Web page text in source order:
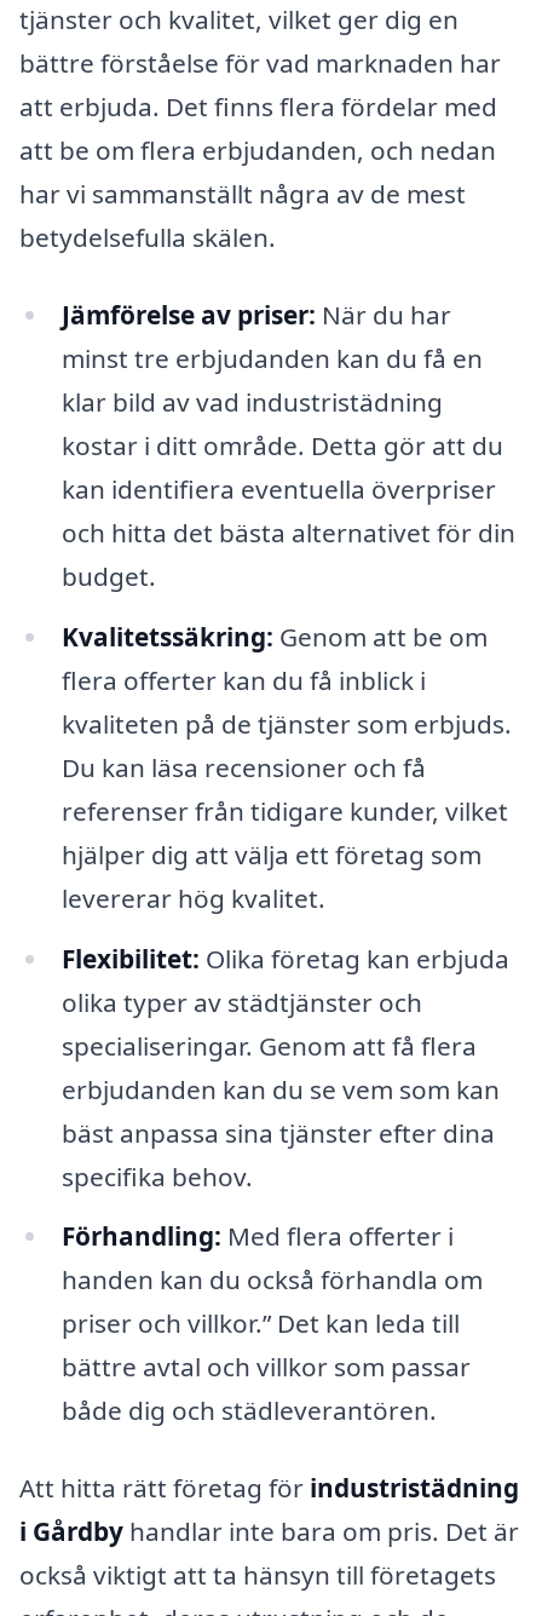
tjänster och kvalitet, vilket ger dig en
bättre förståelse för vad marknaden har
att erbjuda. Det finns flera fördelar med
att be om flera erbjudanden, och nedan
har vi sammanställt några av de mest
betydelsefulla skälen.
Jämförelse av priser: När du har
minst tre erbjudanden kan du få en
klar bild av vad industristädning
kostar i ditt område. Detta gör att du
kan identifiera eventuella överpriser
och hitta det bästa alternativet för din
budget.
Kvalitetssäkring: Genom att be om
flera offerter kan du få inblick i
kvaliteten på de tjänster som erbjuds.
Du kan läsa recensioner och få
referenser från tidigare kunder, vilket
hjälper dig att välja ett företag som
levererar hög kvalitet.
Flexibilitet: Olika företag kan erbjuda
olika typer av städtjänster och
specialiseringar. Genom att få flera
erbjudanden kan du se vem som kan
bäst anpassa sina tjänster efter dina
specifika behov.
Förhandling: Med flera offerter i
handen kan du också förhandla om
priser och villkor.” Det kan leda till
bättre avtal och villkor som passar
både dig och städleverantören.
Att hitta rätt företag för industristädning
i Gårdby handlar inte bara om pris. Det är
också viktigt att ta hänsyn till företagets